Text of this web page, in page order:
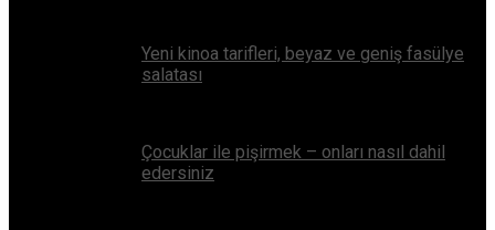
Yeni kinoa tarifleri, beyaz ve geniş fasülye
salatası
Çocuklar ile pişirmek – onları nasıl dahil
edersiniz